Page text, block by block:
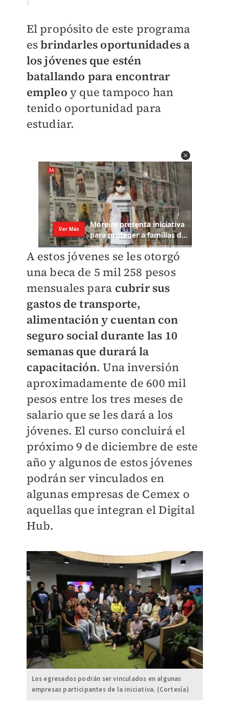
El propósito de este programa
esbrindarles oportunidades a
los jóvenes que estén
batallando para encontrar
empleo y que tampoco han
tenido oportunidad para
estudiar.
A estos jóvenes se les otorgó
una beca de 5 mil 258 pesos
mensuales para cubrir sus
gastos de transporte,
alimentación y cuentan con
seguro social durante las 10
semanas que durará la
capacitación. Una inversión
aproximadamente de 600 mil
pesos entre los tres meses de
salario que se les dará a los
jóvenes. El curso concluirá el
próximo 9 de diciembre de este
año y algunos de estos jóvenes
podrán ser vinculados en
algunas empresas de Cemex o
aquellas que integran el Digital
Hub.
Los egresados podrán ser vinculados en algunas
empresas participantes de la iniciativa. (Cortesía)